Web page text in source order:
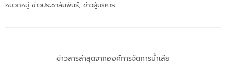
หมวดหมู่ ข่าวประชาสัมพันธ์, ข่าวผู้บริหาร
ข่าวสารล่าสุดจากองค์การจัดการน้ำเสีย